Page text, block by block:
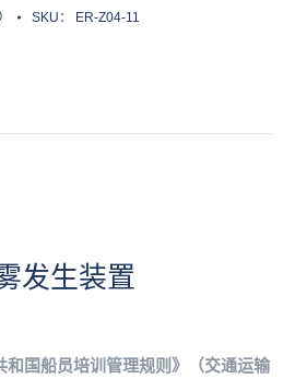
SKU： ER-Z04-11
发生装置
和国船员培训管理规则》（交通运输